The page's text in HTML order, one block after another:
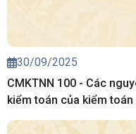
30/09/2025
CMKTNN 100 - Các
kiểm toán của kiểm